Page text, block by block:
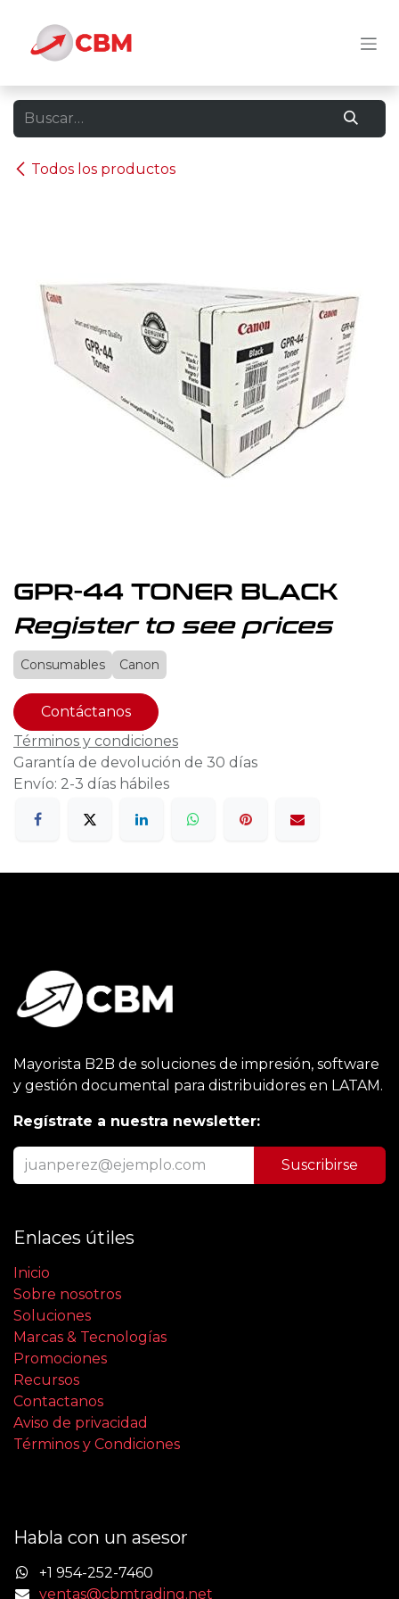
Todos los productos
GPR-44 TONER BLACK
Register to see prices
Consumables Canon
Contáctanos
Términos y condiciones
Garantía de devolución de 30 días
Envío: 2-3 días hábiles
Mayorista B2B de soluciones de impresión, software
y gestión documental para distribuidores en LATAM.
Regístrate a nuestra newsletter:
Suscribirse
Enlaces útiles
Inicio
Sobre nosotros
Soluciones
Marcas & Tecnologías
Promociones
Recursos
Contactanos
Aviso de privacidad
Términos y Condiciones
Habla con un asesor
+1 954-252-7460
ventas@cbmtrading.net